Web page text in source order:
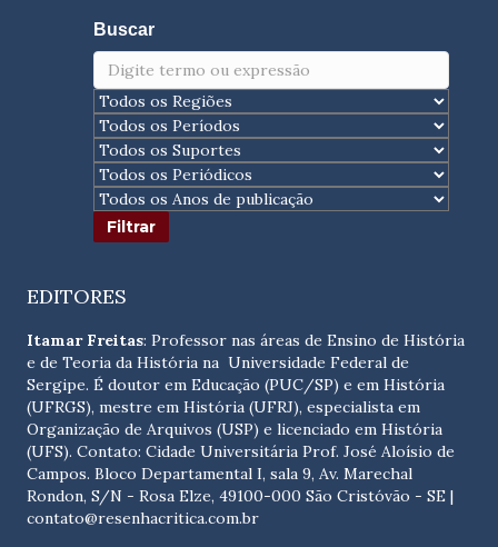
Buscar
EDITORES
Itamar Freitas: Professor nas áreas de Ensino de História
e de Teoria da História na Universidade Federal de
Sergipe. É doutor em Educação (PUC/SP) e em História
(UFRGS), mestre em História (UFRJ), especialista em
Organização de Arquivos (USP) e licenciado em História
(UFS). Contato: Cidade Universitária Prof. José Aloísio de
Campos. Bloco Departamental I, sala 9, Av. Marechal
Rondon, S/N - Rosa Elze, 49100-000 São Cristóvão - SE |
contato@resenhacritica.com.br